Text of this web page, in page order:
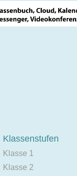
Klassenstufen
Klasse 1
Klasse 2